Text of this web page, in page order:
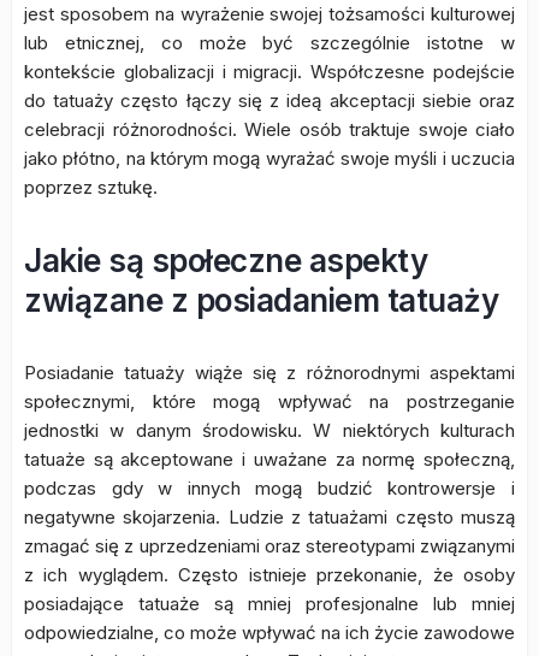
jest sposobem na wyrażenie swojej tożsamości kulturowej
lub etnicznej, co może być szczególnie istotne w
kontekście globalizacji i migracji. Współczesne podejście
do tatuaży często łączy się z ideą akceptacji siebie oraz
celebracji różnorodności. Wiele osób traktuje swoje ciało
jako płótno, na którym mogą wyrażać swoje myśli i uczucia
poprzez sztukę.
Jakie są społeczne aspekty
związane z posiadaniem tatuaży
Posiadanie tatuaży wiąże się z różnorodnymi aspektami
społecznymi, które mogą wpływać na postrzeganie
jednostki w danym środowisku. W niektórych kulturach
tatuaże są akceptowane i uważane za normę społeczną,
podczas gdy w innych mogą budzić kontrowersje i
negatywne skojarzenia. Ludzie z tatuażami często muszą
zmagać się z uprzedzeniami oraz stereotypami związanymi
z ich wyglądem. Często istnieje przekonanie, że osoby
posiadające tatuaże są mniej profesjonalne lub mniej
odpowiedzialne, co może wpływać na ich życie zawodowe